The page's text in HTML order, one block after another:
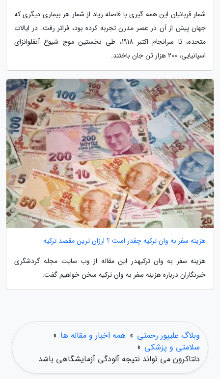
شمار قربانیان این همه گیری با فاصله زیاد از شمار هر بیماری دیگری که
جهان پیش از آن در عصر مدرن تجربه کرده بود، فراتر رفت. در ایالات
متحده، تا سرانجام اکتبر 1918، طی نخستین موج شیوع آنفلوانزای
اسپانیایی، 200 هزار تن جان باختند.
هزینه سفر به وان ترکیه چقدر است ؟ ارزان ترین مقصد ترکیه
هزینه سفر به وان ترکیهدر این مقاله از وب سایت مجله گردشگری
خبرنگاران درباره هزینه سفر به وان ترکیه سخن خواهیم گفت.
وبلاگ علیپور رحمتی » همه اخبار و مقاله ها »
سلامتی و پزشکی »
دلتاکرون می تواند نتیجه آلودگی آزمایشگاهی باشد